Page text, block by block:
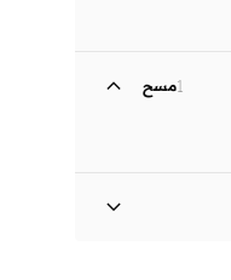
1مسح